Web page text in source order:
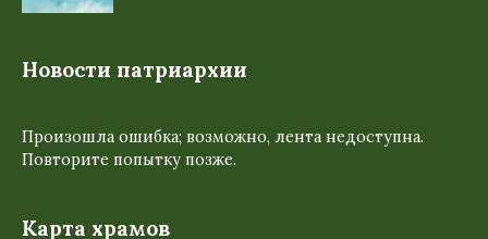
Новости патриархии
Произошла ошибка; возможно, лента недоступна.
Повторите попытку позже.
Карта храмов